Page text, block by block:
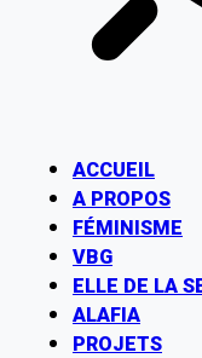
ACCUEIL
A PROPOS
FÉMINISME
VBG
ELLE DE LA
ALAFIA
PROJETS